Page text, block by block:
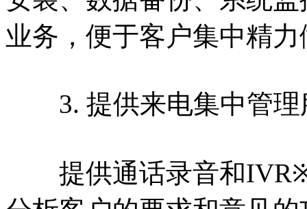
业务，便于客户集中精
3. 提供来电集中管理
提供通话录音和